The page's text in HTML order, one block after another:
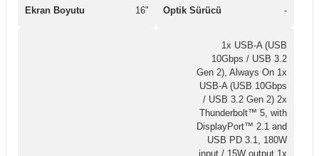
Ekran Boyutu 16" Optik Sürücü -
1x USB-A (USB
10Gbps / USB 3.2
Gen 2), Always On 1x
USB-A (USB 10Gbps
/ USB 3.2 Gen 2) 2x
Thunderbolt™ 5, with
DisplayPort™ 2.1 and
USB PD 3.1, 180W
input / 15W output 1x